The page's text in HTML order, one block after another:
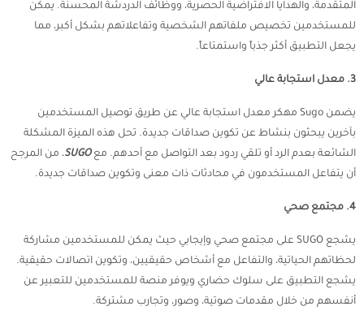
المتقدمة، والهدايا الافتراضية الحصرية، ووظائف الدردشة المحسنة. يمكن
للمستخدمين تخصيص ملفاتهم الشخصية وتفاعلاتهم بشكل أكبر، مما
يجعل التطبيق أكثر جذباً واستمتاعاً.
3. معدل استجابة عالي
يضمن Sugo مهكر معدل استجابة عالي عن طريق توصيل المستخدمين
بآخرين يبحثون بنشاط عن تكوين صداقات جديدة. تحل هذه الميزة المشكلة
الشائعة بعدم الرد أو تلقي ردود بعد التواصل مع أحدهم. معSUGO، من المرجح
أن يتفاعل المستخدمون في محادثات ذات معنى وتكوين صداقات جديدة.
4. مجتمع صحي
يشجع SUGO على مجتمع صحي وإيجابي حيث يمكن للمستخدمين مشاركة
لحظاتهم الحياتية، والتفاعل مع أشخاص حقيقيين، وتكوين اتصالات حقيقية.
يشجع التطبيق على سلوك حضاري ويوفر منصة للمستخدمين للتعبير عن
أنفسهم من خلال مقدمات صوتية، وصور، وتجارب مشتركة.